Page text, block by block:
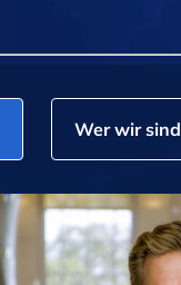
Wer wir sind